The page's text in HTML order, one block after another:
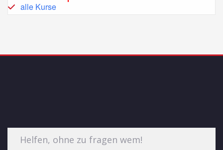
alle Kurse
Helfen, ohne zu fragen wem!